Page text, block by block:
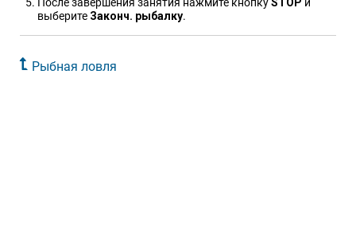
После завершения занятия нажмите кнопкуSTOP и
выберите Законч. рыбалку.
Рыбная ловля